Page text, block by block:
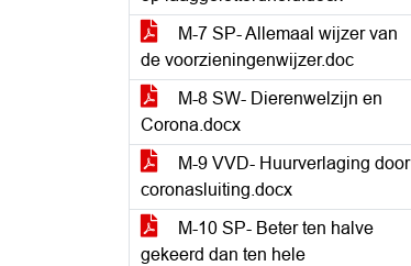
M-7 SP- Allemaal wijzer van
de voorzieningenwijzer.doc
M-8 SW- Dierenwelzijn en
Corona.docx
M-9 VVD- Huurverlaging door
coronasluiting.docx
M-10 SP- Beter ten halve
gekeerd dan ten hele